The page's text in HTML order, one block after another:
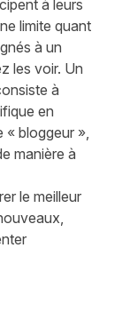
à leurs
limite quant
à un
les voir. Un
à
en
« bloggeur »,
manière à
le meilleur